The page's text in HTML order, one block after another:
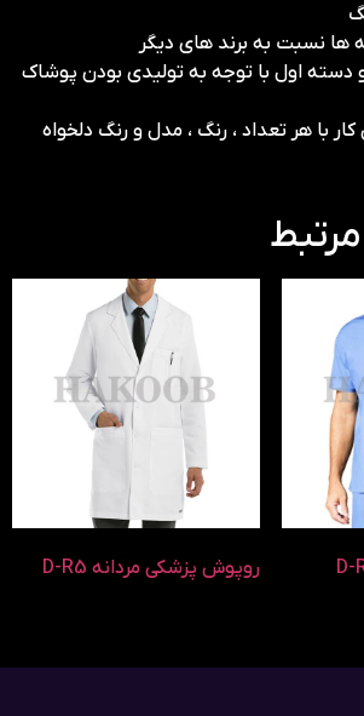
ها نسبت به برند های دیگر
اول با توجه به تولیدی بودن پوشاک
با هر تعداد ، رنگ ، مدل و رنگ دلخواه
روپوش پزشکی مردانه D-R5